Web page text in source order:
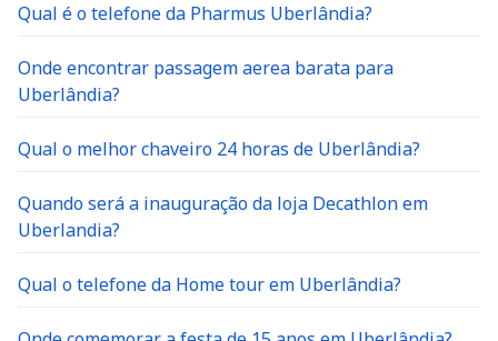
Qual é o telefone da Pharmus Uberlândia?
Onde encontrar passagem aerea barata para
Uberlândia?
Qual o melhor chaveiro 24 horas de Uberlândia?
Quando será a inauguração da loja Decathlon em
Uberlandia?
Qual o telefone da Home tour em Uberlândia?